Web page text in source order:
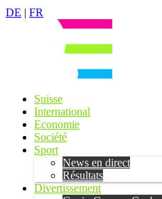
DE | FR
Suisse
International
Economie
Société
Sport
News en direct
Résultats
Divertissement